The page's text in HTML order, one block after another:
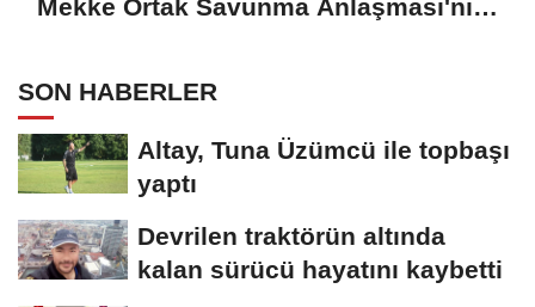
Mekke Ortak Savunma Anlaşması'nı
SON HABERLER
Altay, Tuna Üzümcü ile topbaşı
yaptı
Devrilen traktörün altında
kalan sürücü hayatını kaybetti